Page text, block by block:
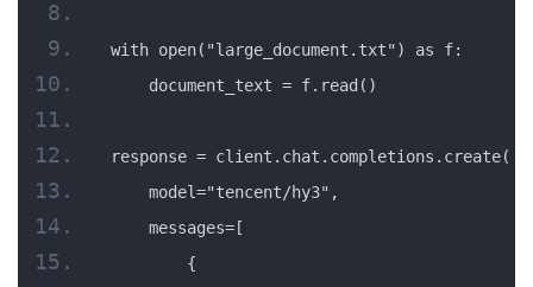
with open("large_document.txt") as f:
    document_text = f.read()
response = client.chat.completions.create(
    model="tencent/hy3",
    messages=[
        {